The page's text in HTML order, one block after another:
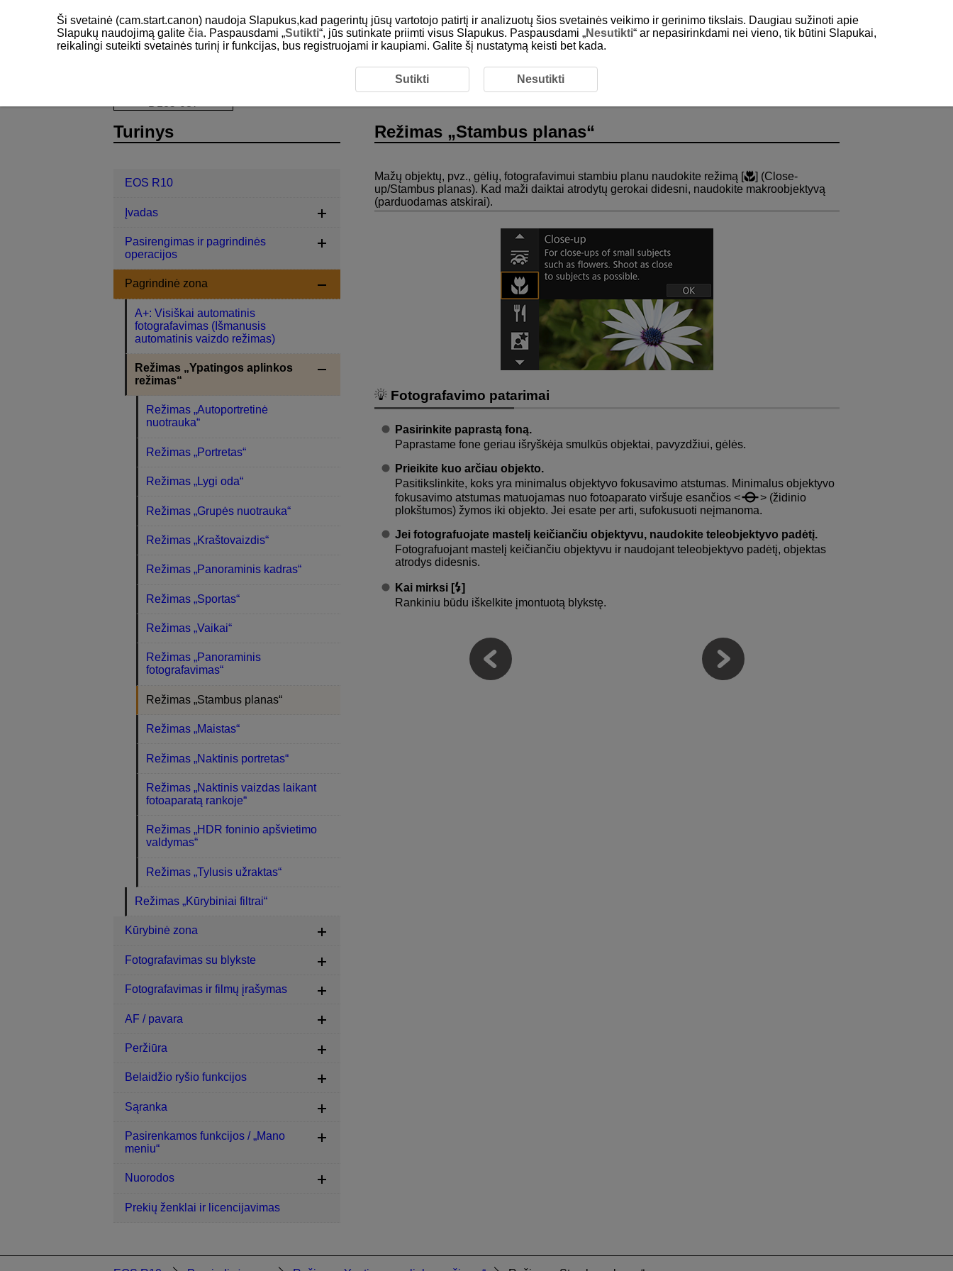
Režimas „Ypatingos aplinkos režimas“ Režimas „Stambus planas“
Režimas „Stambus planas“
Mažų objektų, pvz., gėlių, fotografavimui stambiu planu naudokite režimą [ ] (Close-
up/Stambus planas). Kad maži daiktai atrodytų gerokai didesni, naudokite makroobjektyvą
(parduodamas atskirai).
Fotografavimo patarimai
Pasirinkite paprastą foną.
Paprastame fone geriau išryškėja smulkūs objektai, pavyzdžiui, gėlės.
Prieikite kuo arčiau objekto.
Pasitikslinkite, koks yra minimalus objektyvo fokusavimo atstumas. Minimalus objektyvo
fokusavimo atstumas matuojamas nuo fotoaparato viršuje esančios
(židinio
plokštumos) žymos iki objekto. Jei esate per arti, sufokusuoti neįmanoma.
Jei fotografuojate mastelį keičiančiu objektyvu, naudokite teleobjektyvo padėtį.
Fotografuojant mastelį keičiančiu objektyvu ir naudojant teleobjektyvo padėtį, objektas
atrodys didesnis.
Kai mirksi [
]
Rankiniu būdu iškelkite įmontuotą blykstę.
Turinys
EOS R10
Įvadas
Pasirengimas ir pagrindinės
operacijos
Pagrindinė zona
A+: Visiškai automatinis
fotografavimas (Išmanusis
automatinis vaizdo režimas)
Režimas „Ypatingos aplinkos
režimas“
Režimas „Autoportretinė
nuotrauka“
Režimas „Portretas“
Režimas „Lygi oda“
Režimas „Grupės nuotrauka“
Režimas „Kraštovaizdis“
Režimas „Panoraminis kadras“
Režimas „Sportas“
Režimas „Vaikai“
Režimas „Panoraminis
fotografavimas“
Režimas „Stambus planas“
Režimas „Maistas“
Režimas „Naktinis portretas“
Režimas „Naktinis vaizdas laikant
fotoaparatą rankoje“
Režimas „HDR foninio apšvietimo
valdymas“
Režimas „Tylusis užraktas“
Režimas „Kūrybiniai filtrai“
Kūrybinė zona
Fotografavimas su blykste
Fotografavimas ir filmų įrašymas
AF / pavara
Peržiūra
Belaidžio ryšio funkcijos
Sąranka
Pasirenkamos funkcijos / „Mano
meniu“
Nuorodos
Prekių ženklai ir licencijavimas
Ši svetainė (cam.start.canon) naudoja Slapukus,kad pagerintų jūsų vartotojo patirtį ir analizuotų šios svetainės veikimo ir gerinimo tikslais. Daugiau sužinoti apie
Slapukų naudojimą galite čia. Paspausdami „Sutikti“, jūs sutinkate priimti visus Slapukus. Paspausdami „Nesutikti“ ar nepasirinkdami nei vieno, tik būtini Slapukai,
reikalingi suteikti svetainės turinį ir funkcijas, bus registruojami ir kaupiami. Galite šį nustatymą keisti bet kada.
Sutikti Nesutikti